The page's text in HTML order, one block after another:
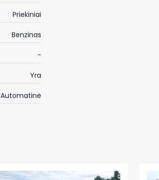
Priekiniai
Benzinas
-
Yra
Automatinė